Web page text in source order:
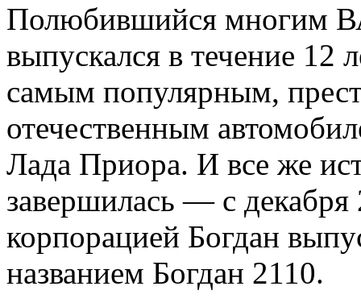
Полюбившийся многим
выпускался в течение 12
самым популярным,
отечественным
Лада Приора. И все же
завершилась — с декабря
корпорацией Богдан
названием Богдан 2110.